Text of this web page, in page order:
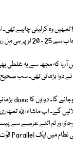
تمھیں وہ کرلینی چاہیے
نے سکندر کو گھورا۔
کہ مجھ سے یہ غلطی
دوا بڑھائی تھی۔ سب صحیح
گے۔ اب ماشاء اللہ